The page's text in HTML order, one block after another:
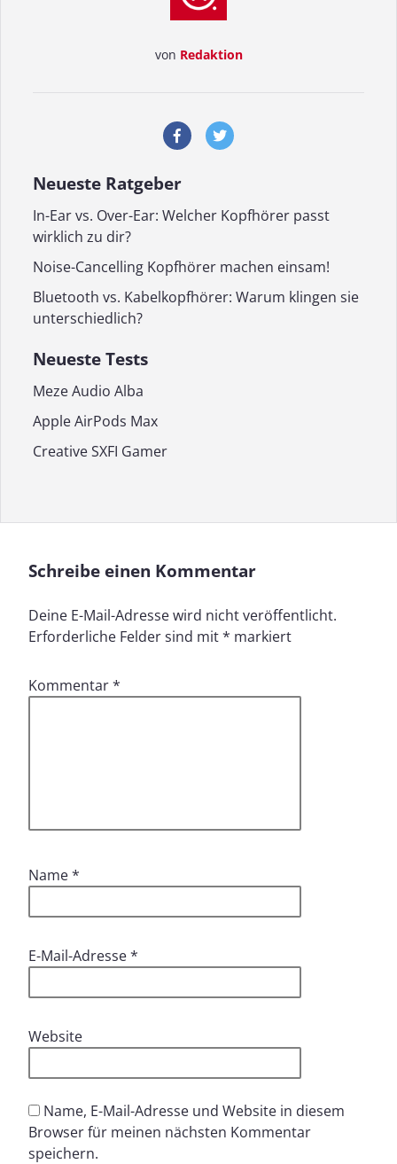
von Redaktion
Neueste Ratgeber
In-Ear vs. Over-Ear: Welcher Kopfhörer passt
wirklich zu dir?
Noise-Cancelling Kopfhörer machen einsam!
Bluetooth vs. Kabelkopfhörer: Warum klingen sie
unterschiedlich?
Neueste Tests
Meze Audio Alba
Apple AirPods Max
Creative SXFI Gamer
Schreibe einen Kommentar
Deine E-Mail-Adresse wird nicht veröffentlicht.
Erforderliche Felder sind mit* markiert
Kommentar*
Name*
E-Mail-Adresse*
Website
Name, E-Mail-Adresse und Website in diesem
Browser für meinen nächsten Kommentar
speichern.